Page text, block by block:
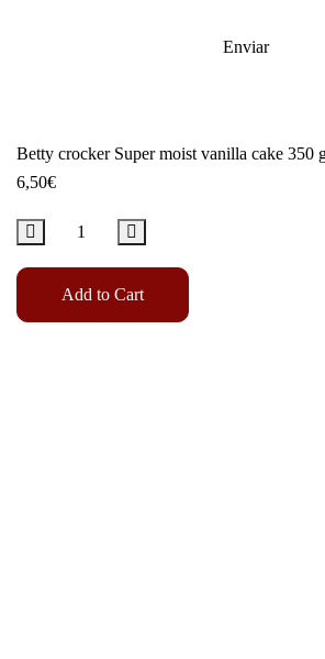
Betty crocker Super moist vanilla cake 350
6,50€
Add to Cart